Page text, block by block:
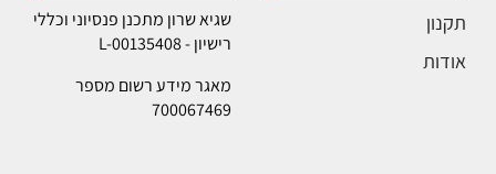
תקנון
אודות
שגיא שרון מתכנן פנסיוני וכללי
רישיון - L-00135408
מאגר מידע רשום מספר
700067469